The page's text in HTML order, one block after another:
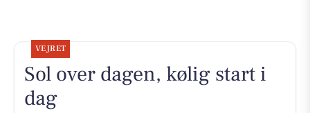
VEJRET
Sol over dagen, kølig start i
dag